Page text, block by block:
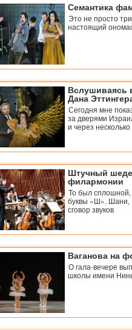
Семантика
Это не просто
настоящий
Вслушиваясь
Дана
Сегодня мне
за дверями
и через
Штучный
филармонии
То был
буквы «Ш». Шани,
сговор звуков
Ваганова на
О гала-вечере
школы имени